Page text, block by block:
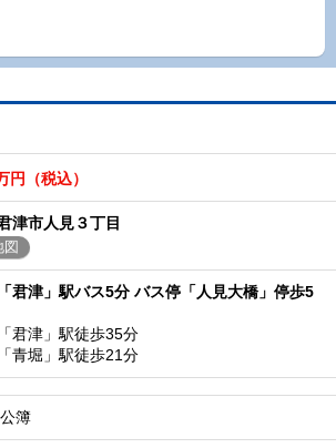
円（税込）
津市人見３丁目
図
君津」駅バス5分 バス停「人見大橋」停歩5
君津」駅徒歩35分
青堀」駅徒歩21分
簿